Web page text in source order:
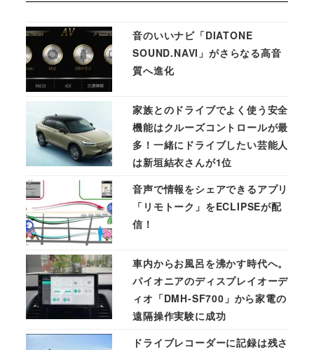
音のいいナビ「DIATONE
SOUND.NAVI」がさらなる高音
質へ進化
家族とのドライブでよく使う安全
機能はクルーズコントロールが最
多！一緒にドライブしたい芸能人
は新垣結衣さんが1位
音声で情報をシェアできるアプリ
「リモトーク」をECLIPSEが配
信！
車内からお風呂を沸かす時代へ。
パイオニアのディスプレイオーデ
ィオ「DMH-SF700」から家電の
遠隔操作実験に成功
ドライブレコーダーに記録は残さ